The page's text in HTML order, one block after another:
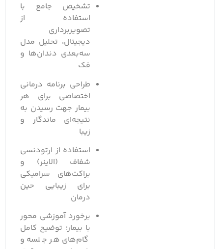
تشخیص جامع با
استفاده از
تصویربرداری
دیجیتال، تحلیل مدل
سه‌بعدی دندان‌ها و
طراحی برنامه درمانی
اختصاصی برای هر
بیمار جهت رسیدن به
نتیجه‌ای ماندگار و
استفاده از ارتودنسی
شفاف (الاینر) و
براکت‌های سرامیکی
برای زیبایی حین
درمان
برخورد آموزشی محور
با بیمار؛ توضیح کامل
گام‌های هر جلسه و